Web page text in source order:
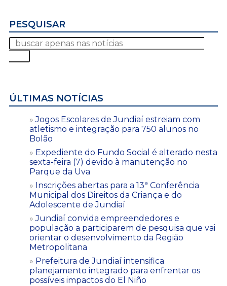
PESQUISAR
ÚLTIMAS NOTÍCIAS
Jogos Escolares de Jundiaí estreiam com
atletismo e integração para 750 alunos no
Bolão
Expediente do Fundo Social é alterado nesta
sexta-feira (7) devido à manutenção no
Parque da Uva
Inscrições abertas para a 13ª Conferência
Municipal dos Direitos da Criança e do
Adolescente de Jundiaí
Jundiaí convida empreendedores e
população a participarem de pesquisa que vai
orientar o desenvolvimento da Região
Metropolitana
Prefeitura de Jundiaí intensifica
planejamento integrado para enfrentar os
possíveis impactos do El Niño